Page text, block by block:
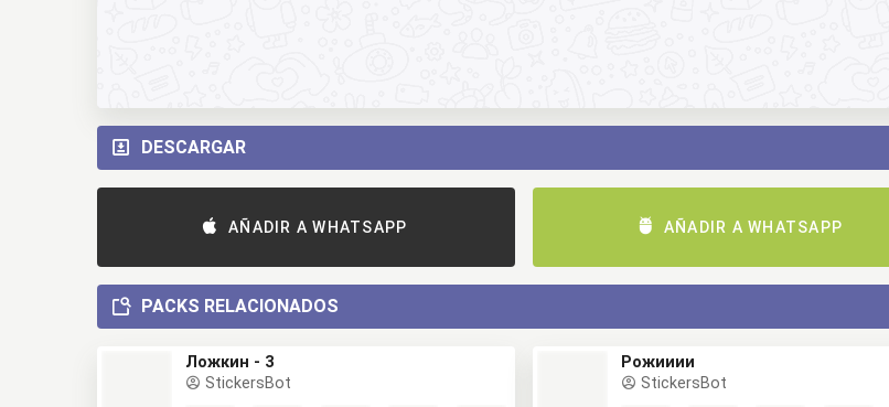
DESCARGAR
AÑADIR A WHATSAPP AÑADIR A WHATSAPP
PACKS RELACIONADOS
Ложкин - 3
StickersBot
Рожииии
StickersBot